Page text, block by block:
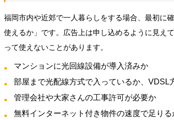
福岡市内や近郊で一人暮らしをする場合、最初に
使えるか」です。広告上は申し込めるように見え
って使えないことがあります。
マンションに光回線設備が導入済みか
部屋まで光配線方式で入っているか、VDSL
管理会社や大家さんの工事許可が必要か
無料インターネット付き物件の速度で足りる